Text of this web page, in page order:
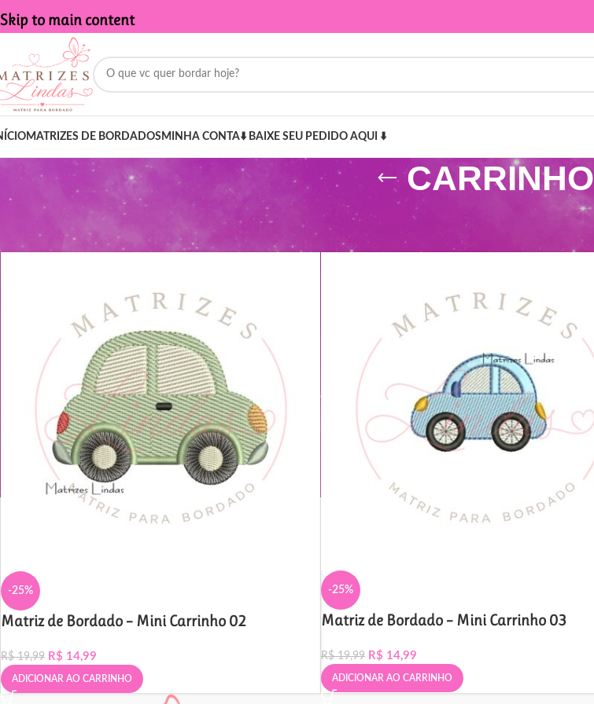
Skip to main content
MATRIZES DE BORDADOSMINHA CONTA⬇️ BAIXE SEU PEDIDO AQUI ⬇️
CARRINHO
Produtos marcados com a tag “CARRINHO”
-25%
Matriz de Bordado – Mini Carrinho 02
R$19,99 R$ 14,99
ADICIONAR AO CARRINHO
-25%
Matriz de Bordado – Mini Carrinho 03
R$19,99 R$ 14,99
ADICIONAR AO CARRINHO